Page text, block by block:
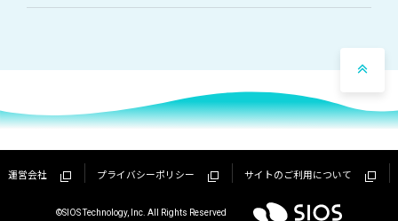
運営会社 プライバシーポリシー サイトのご利用について
©SIOS Technology, Inc. All Rights Reserved